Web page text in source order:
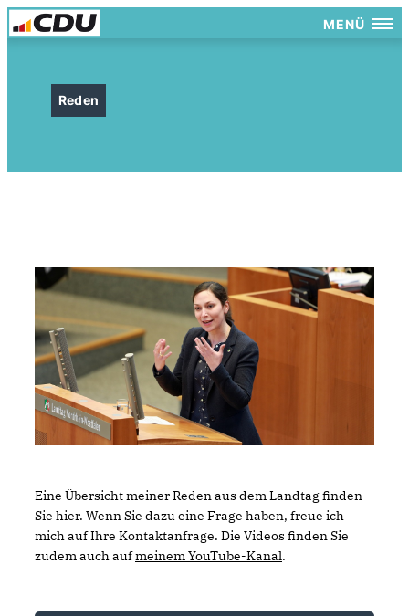
MENÜ
Reden
Eine Übersicht meiner Reden aus dem Landtag finden
Sie hier. Wenn Sie dazu eine Frage haben, freue ich
mich auf Ihre Kontaktanfrage. Die Videos finden Sie
zudem auch aufmeinem YouTube-Kanal.